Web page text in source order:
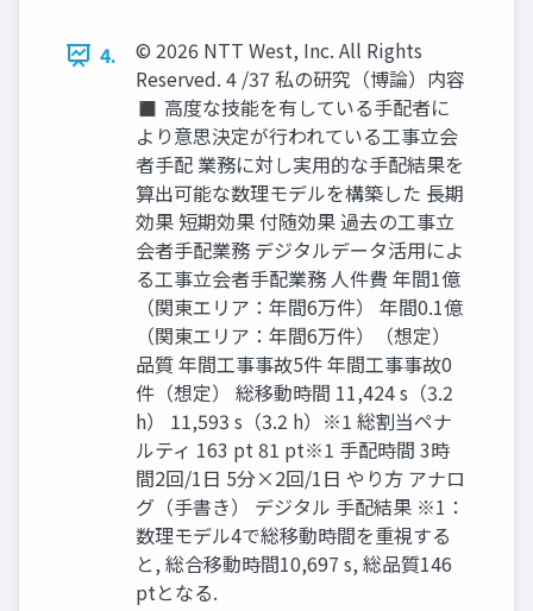
4.
© 2026 NTT West, Inc. All Rights
Reserved. 4 /37 私の研究（博論）内容
◼ 高度な技能を有している手配者に
より意思決定が行われている工事立会
者手配 業務に対し実用的な手配結果を
算出可能な数理モデルを構築した 長期
効果 短期効果 付随効果 過去の工事立
会者手配業務 デジタルデータ活用によ
る工事立会者手配業務 人件費 年間1億
（関東エリア：年間6万件） 年間0.1億
（関東エリア：年間6万件）（想定）
品質 年間工事事故5件 年間工事事故0
件（想定） 総移動時間 11,424 s（3.2
h） 11,593 s（3.2 h）※1 総割当ペナ
ルティ 163 pt 81 pt※1 手配時間 3時
間2回/1日 5分×2回/1日 やり方 アナロ
グ（手書き） デジタル 手配結果 ※1：
数理モデル4で総移動時間を重視する
と, 総合移動時間10,697 s, 総品質146
ptとなる.